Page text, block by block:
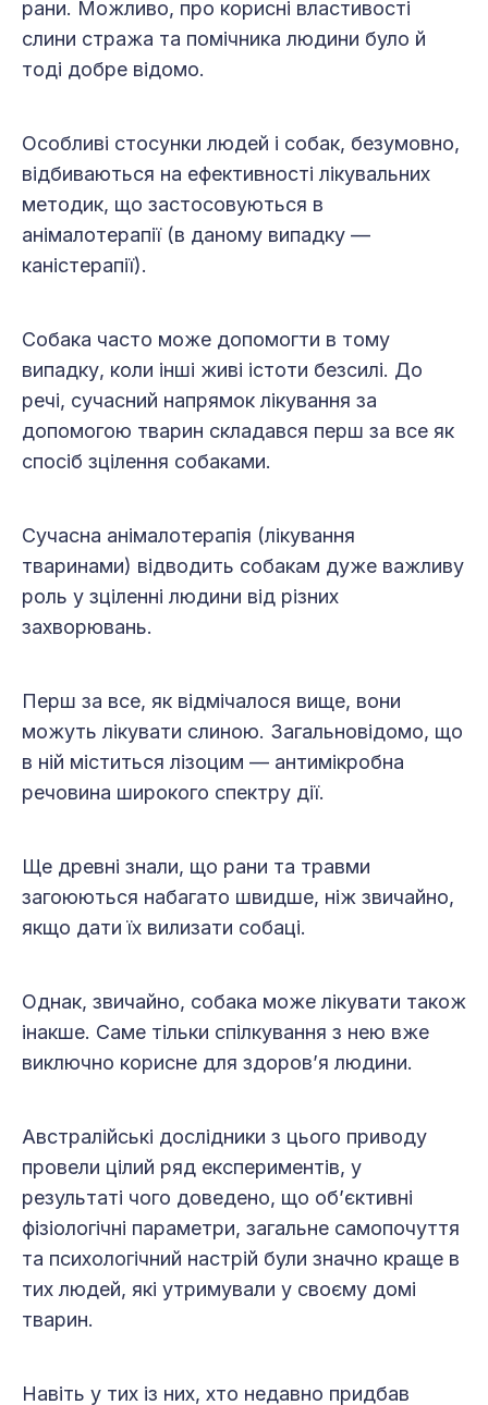
рани. Можливо, про корисні властивості
слини стража та помічника людини було й
тоді добре відомо.
Особливі стосунки людей і собак, безумовно,
відбиваються на ефективності лікувальних
методик, що застосовуються в
анімалотерапії (в даному випадку —
каністерапії).
Собака часто може допомогти в тому
випадку, коли інші живі істоти безсилі. До
речі, сучасний напрямок лікування за
допомогою тварин складався перш за все як
спосіб зцілення собаками.
Сучасна анімалотерапія (лікування
тваринами) відводить собакам дуже важливу
роль у зціленні людини від різних
захворювань.
Перш за все, як відмічалося вище, вони
можуть лікувати слиною. Загальновідомо, що
в ній міститься лізоцим — антимікробна
речовина широкого спектру дії.
Ще древні знали, що рани та травми
загоюються набагато швидше, ніж звичайно,
якщо дати їх вилизати собаці.
Однак, звичайно, собака може лікувати також
інакше. Саме тільки спілкування з нею вже
виключно корисне для здоров’я людини.
Австралійські дослідники з цього приводу
провели цілий ряд експериментів, у
результаті чого доведено, що об’єктивні
фізіологічні параметри, загальне самопочуття
та психологічний настрій були значно краще в
тих людей, які утримували у своєму домі
тварин.
Навіть у тих із них, хто недавно придбав